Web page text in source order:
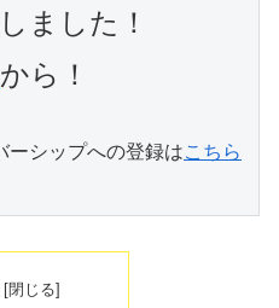
ました！
から！
シップへの登録はこちら